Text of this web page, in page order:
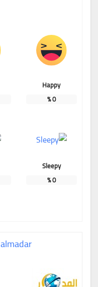
Happy
0
%
Sleepy
0
%
almadar